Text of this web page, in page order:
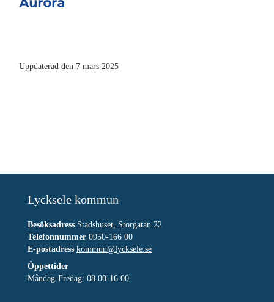
Uppdaterad den 7 mars 2025
Lycksele kommun
Besöksadress Stadshuset, Storgatan 22
Telefonnummer 0950-166 00
E-postadress kommun@lycksele.se
Öppettider
Måndag-Fredag: 08.00-16.00